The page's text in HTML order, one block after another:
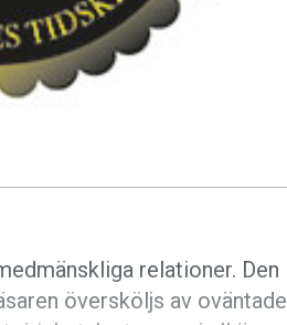
relationer. Den
översköljs av oväntade